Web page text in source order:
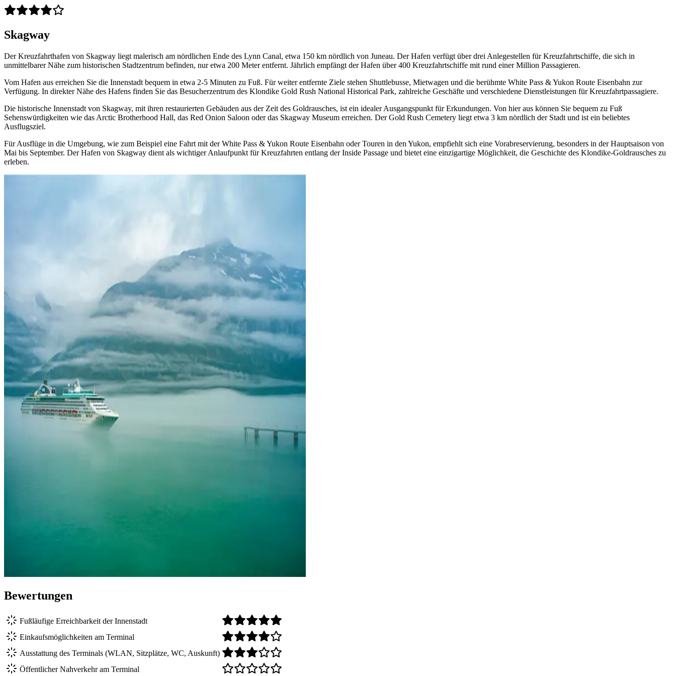
Skagway
Der Kreuzfahrthafen von Skagway liegt malerisch am nördlichen Ende des Lynn Canal, etwa 150 km nördlich von Juneau. Der Hafen verfügt über drei Anlegestellen für Kreuzfahrtschiffe, die sich in
unmittelbarer Nähe zum historischen Stadtzentrum befinden, nur etwa 200 Meter entfernt. Jährlich empfängt der Hafen über 400 Kreuzfahrtschiffe mit rund einer Million Passagieren.
Vom Hafen aus erreichen Sie die Innenstadt bequem in etwa 2-5 Minuten zu Fuß. Für weiter entfernte Ziele stehen Shuttlebusse, Mietwagen und die berühmte White Pass & Yukon Route Eisenbahn zur
Verfügung. In direkter Nähe des Hafens finden Sie das Besucherzentrum des Klondike Gold Rush National Historical Park, zahlreiche Geschäfte und verschiedene Dienstleistungen für Kreuzfahrtpassagiere.
Die historische Innenstadt von Skagway, mit ihren restaurierten Gebäuden aus der Zeit des Goldrausches, ist ein idealer Ausgangspunkt für Erkundungen. Von hier aus können Sie bequem zu Fuß
Sehenswürdigkeiten wie das Arctic Brotherhood Hall, das Red Onion Saloon oder das Skagway Museum erreichen. Der Gold Rush Cemetery liegt etwa 3 km nördlich der Stadt und ist ein beliebtes
Ausflugsziel.
Für Ausflüge in die Umgebung, wie zum Beispiel eine Fahrt mit der White Pass & Yukon Route Eisenbahn oder Touren in den Yukon, empfiehlt sich eine Vorabreservierung, besonders in der Hauptsaison von
Mai bis September. Der Hafen von Skagway dient als wichtiger Anlaufpunkt für Kreuzfahrten entlang der Inside Passage und bietet eine einzigartige Möglichkeit, die Geschichte des Klondike-Goldrausches zu
erleben.
Bewertungen
Fußläufige Erreichbarkeit der Innenstadt
Einkaufsmöglichkeiten am Terminal
Ausstattung des Terminals (WLAN, Sitzplätze, WC, Auskunft)
Öffentlicher Nahverkehr am Terminal